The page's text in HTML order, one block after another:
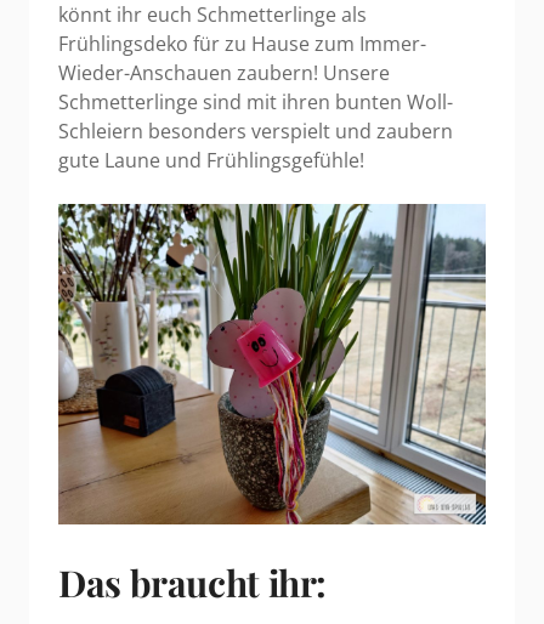
könnt ihr euch Schmetterlinge als
Frühlingsdeko für zu Hause zum Immer-
Wieder-Anschauen zaubern! Unsere
Schmetterlinge sind mit ihren bunten Woll-
Schleiern besonders verspielt und zaubern
gute Laune und Frühlingsgefühle!
Das braucht ihr: